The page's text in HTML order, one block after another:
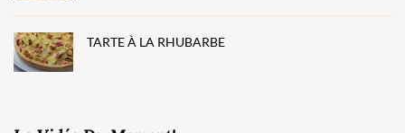
TARTE À LA RHUBARBE